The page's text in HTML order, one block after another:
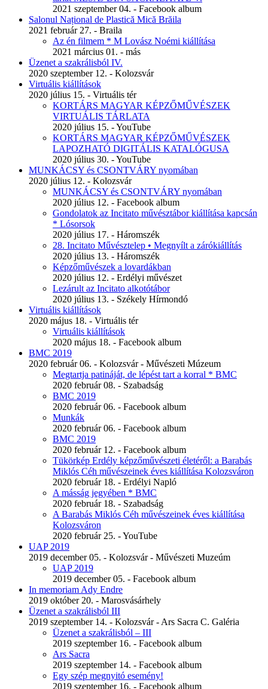
2021 szeptember 04. - Facebook album
Salonul Național de Plastică Mică Brăila
2021 február 27. - Braila
Az én filmem * M Lovász Noémi kiállítása
2021 március 01. - más
Üzenet a szakrálisból IV.
2020 szeptember 12. - Kolozsvár
Virtuális kiállítások
2020 július 15. - Virtuális tér
KORTÁRS MAGYAR KÉPZŐMŰVÉSZEK
VIRTUÁLIS TÁRLATA
2020 július 15. - YouTube
KORTÁRS MAGYAR KÉPZŐMŰVÉSZEK
LAPOZHATÓ DIGITÁLIS KATALÓGUSA
2020 július 30. - YouTube
MUNKÁCSY és CSONTVÁRY nyomában
2020 július 12. - Kolozsvár
MUNKÁCSY és CSONTVÁRY nyomában
2020 július 12. - Facebook album
Gondolatok az Incitato művésztábor kiállítása kapcsán
* Lósorsok
2020 július 17. - Háromszék
28. Incitato Művésztelep • Megnyílt a zárókiállítás
2020 július 13. - Háromszék
Képzőművészek a lovardákban
2020 július 12. - Erdélyi művészet
Lezárult az Incitato alkotótábor
2020 július 13. - Székely Hírmondó
Virtuális kiállítások
2020 május 18. - Virtuális tér
Virtuális kiállítások
2020 május 18. - Facebook album
BMC 2019
2020 február 06. - Kolozsvár - Művészeti Múzeum
Megtartja patináját, de lépést tart a korral * BMC
2020 február 08. - Szabadság
BMC 2019
2020 február 06. - Facebook album
Munkák
2020 február 06. - Facebook album
BMC 2019
2020 február 12. - Facebook album
Tükörkép Erdély képzőművészeti életéről: a Barabás
Miklós Céh művészeinek éves kiállítása Kolozsváron
2020 február 18. - Erdélyi Napló
A másság jegyében * BMC
2020 február 18. - Szabadság
A Barabás Miklós Céh művészeinek éves kiállítása
Kolozsváron
2020 február 25. - YouTube
UAP 2019
2019 december 05. - Kolozsvár - Művészeti Muzeúm
UAP 2019
2019 december 05. - Facebook album
In memoriam Ady Endre
2019 október 20. - Marosvásárhely
Üzenet a szakrálisból III
2019 szeptember 14. - Kolozsvár - Ars Sacra C. Galéria
Üzenet a szakrálisból – III
2019 szeptember 16. - Facebook album
Ars Sacra
2019 szeptember 14. - Facebook album
Egy szép megnyitó esemény!
2019 szeptember 16. - Facebook album